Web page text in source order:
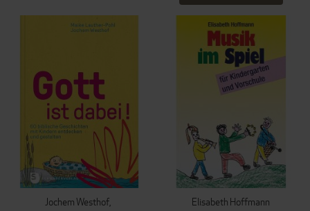
Jochem Westhof
Elisabeth Hoffmann